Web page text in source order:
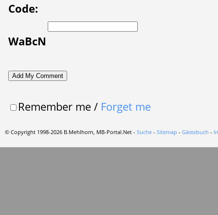
Code:
WaBcN
Remember me/ Forget me
© Copyright 1998-2026 B.Mehlhorn, MB-Portal.Net - Suche - Sitemap - Gästebuch -